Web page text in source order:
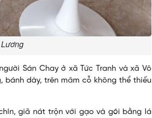
Sán Chay ở xã Tức Tranh và xã Vô
bánh dày, trên mâm cỗ không thể thiếu
giã nát trộn với gạo và gói bằng lá